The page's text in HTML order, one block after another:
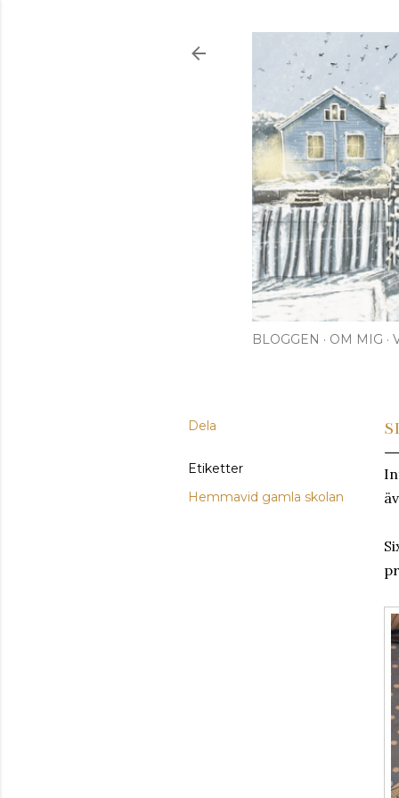
BLOGGEN OM MIG
Dela
Etiketter
Hemmavid gamla skolan